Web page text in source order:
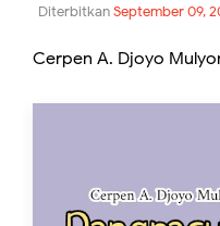
DiterbitkanSeptember 09,
Cerpen A. Djoyo